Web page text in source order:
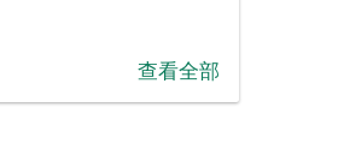
查看全部